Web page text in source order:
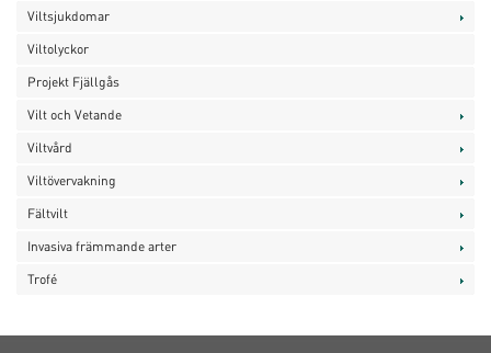
Viltsjukdomar
Viltolyckor
Projekt Fjällgås
Vilt och Vetande
Viltvård
Viltövervakning
Fältvilt
Invasiva främmande arter
Trofé